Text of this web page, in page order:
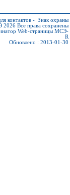
контактов - Знак охраны
2026 Все права сохранены
Web-страницы МСЭ-
R
Обновлено : 2013-01-30